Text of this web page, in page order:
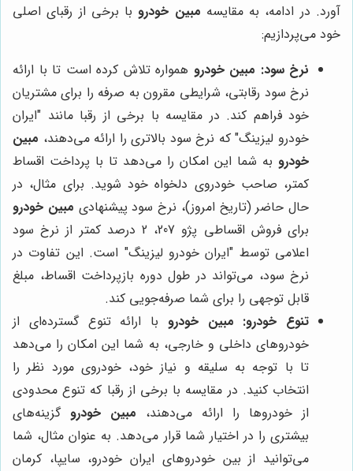
آورد. در ادامه، به مقایسه مبین خودروبا برخی از رقبای اصلی
خود می‌پردازیم:
نرخ سود: مبین خودرو همواره تلاش کرده است تا با ارائه
نرخ سود رقابتی، شرایطی مقرون به صرفه را برای مشتریان
خود فراهم کند. در مقایسه با برخی از رقبا مانند "ایران
خودرو لیزینگ" که نرخ سود بالاتری را ارائه می‌دهند، مبین
خودرو به شما این امکان را می‌دهد تا با پرداخت اقساط
کمتر، صاحب خودروی دلخواه خود شوید. برای مثال، در
حال حاضر (تاریخ امروز)، نرخ سود پیشنهادی مبین خودرو
برای فروش اقساطی پژو 207، 2 درصد کمتر از نرخ سود
اعلامی توسط "ایران خودرو لیزینگ" است. این تفاوت در
نرخ سود، می‌تواند در طول دوره بازپرداخت اقساط، مبلغ
قابل توجهی را برای شما صرفه‌جویی کند.
تنوع خودرو: مبین خودرو با ارائه تنوع گسترده‌ای از
خودروهای داخلی و خارجی، به شما این امکان را می‌دهد
تا با توجه به سلیقه و نیاز خود، خودروی مورد نظر را
انتخاب کنید. در مقایسه با برخی از رقبا که تنوع محدودی
از خودروها را ارائه می‌دهند، مبین خودرو گزینه‌های
بیشتری را در اختیار شما قرار می‌دهد. به عنوان مثال، شما
می‌توانید از بین خودروهای ایران خودرو، سایپا، کرمان